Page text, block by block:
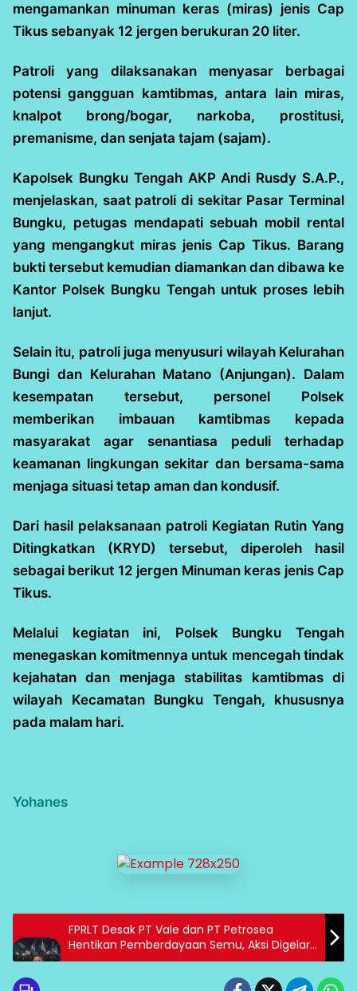
mengamankan minuman keras (miras) jenis Cap
Tikus sebanyak 12 jergen berukuran 20 liter.
Patroli yang dilaksanakan menyasar berbagai
potensi gangguan kamtibmas, antara lain miras,
knalpot brong/bogar, narkoba, prostitusi,
premanisme, dan senjata tajam (sajam).
Kapolsek Bungku Tengah AKP Andi Rusdy S.A.P.,
menjelaskan, saat patroli di sekitar Pasar Terminal
Bungku, petugas mendapati sebuah mobil rental
yang mengangkut miras jenis Cap Tikus. Barang
bukti tersebut kemudian diamankan dan dibawa ke
Kantor Polsek Bungku Tengah untuk proses lebih
lanjut.
Selain itu, patroli juga menyusuri wilayah Kelurahan
Bungi dan Kelurahan Matano (Anjungan). Dalam
kesempatan tersebut, personel Polsek
memberikan imbauan kamtibmas kepada
masyarakat agar senantiasa peduli terhadap
keamanan lingkungan sekitar dan bersama-sama
menjaga situasi tetap aman dan kondusif.
Dari hasil pelaksanaan patroli Kegiatan Rutin Yang
Ditingkatkan (KRYD) tersebut, diperoleh hasil
sebagai berikut 12 jergen Minuman keras jenis Cap
Tikus.
Melalui kegiatan ini, Polsek Bungku Tengah
menegaskan komitmennya untuk mencegah tindak
kejahatan dan menjaga stabilitas kamtibmas di
wilayah Kecamatan Bungku Tengah, khususnya
pada malam hari.
Yohanes
FPRLT Desak PT Vale dan PT Petrosea
Hentikan Pemberdayaan Semu, Aksi Digelar
13 Oktober